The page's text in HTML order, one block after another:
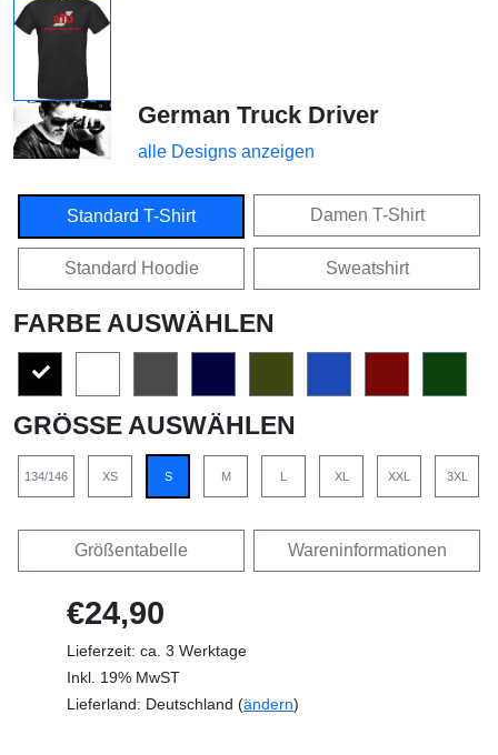
German Truck Driver
alle Designs anzeigen
Standard T-Shirt Damen T-Shirt
Standard Hoodie Sweatshirt
FARBE AUSWÄHLEN
GRÖSSE AUSWÄHLEN
134/146 XS S M L XL XXL 3XL
Größentabelle Wareninformationen
€24,90
Lieferzeit: ca. 3 Werktage
Inkl. 19% MwST
Lieferland: Deutschland (ändern)